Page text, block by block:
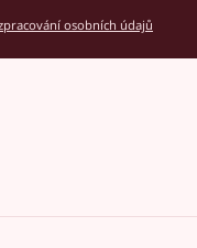
osobních údajů